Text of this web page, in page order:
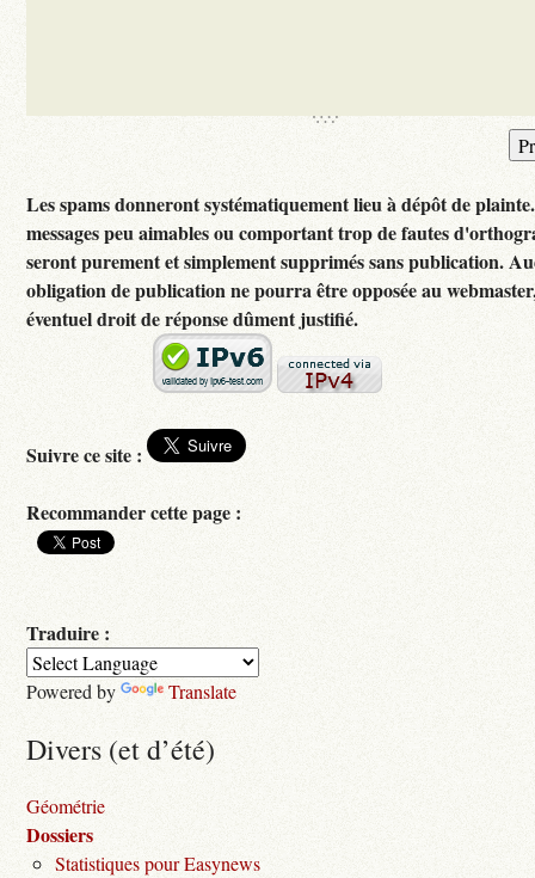
Les spams donneront systématiquement lieu à dépôt de
messages peu aimables ou comportant trop de fautes
seront purement et simplement supprimés sans publication.
obligation de publication ne pourra être opposée au
éventuel droit de réponse dûment justifié.
Suivre ce site :
Recommander cette page :
Traduire :
Powered by Translate
Divers (et d’été)
Géométrie
Dossiers
Statistiques pour Easynews